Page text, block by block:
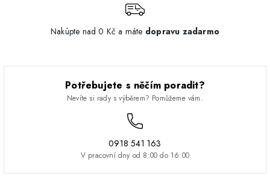
Nakúpte nad 0 Kč a máte dopravu zadarmo
Potřebujete s něčím poradit?
Nevíte si rady s výběrem? Pomůžeme vám.
0918 541 163
V pracovní dny od 8:00 do 16:00